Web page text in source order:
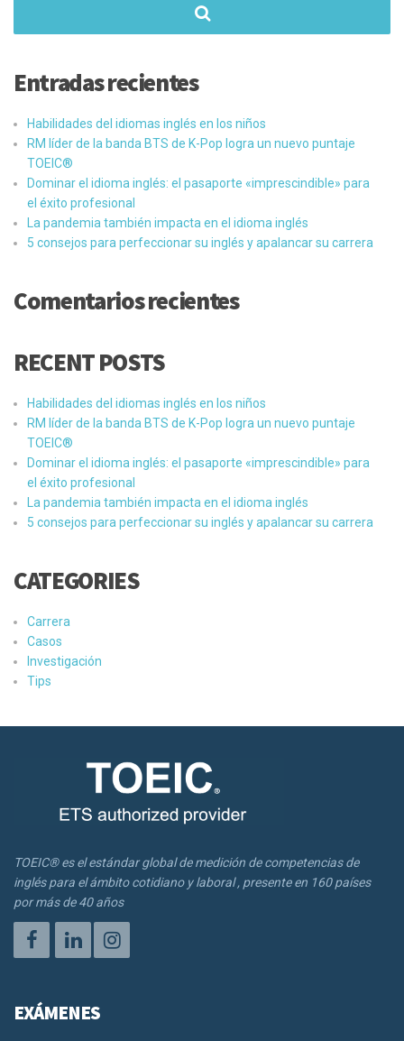
Entradas recientes
Habilidades del idiomas inglés en los niños
RM líder de la banda BTS de K-Pop logra un nuevo puntaje
TOEIC®
Dominar el idioma inglés: el pasaporte «imprescindible» para
el éxito profesional
La pandemia también impacta en el idioma inglés
5 consejos para perfeccionar su inglés y apalancar su carrera
Comentarios recientes
RECENT POSTS
Habilidades del idiomas inglés en los niños
RM líder de la banda BTS de K-Pop logra un nuevo puntaje
TOEIC®
Dominar el idioma inglés: el pasaporte «imprescindible» para
el éxito profesional
La pandemia también impacta en el idioma inglés
5 consejos para perfeccionar su inglés y apalancar su carrera
CATEGORIES
Carrera
Casos
Investigación
Tips
TOEIC® es el estándar global de medición de competencias de
inglés para el ámbito cotidiano y laboral , presente en 160 países
por más de 40 años
EXÁMENES